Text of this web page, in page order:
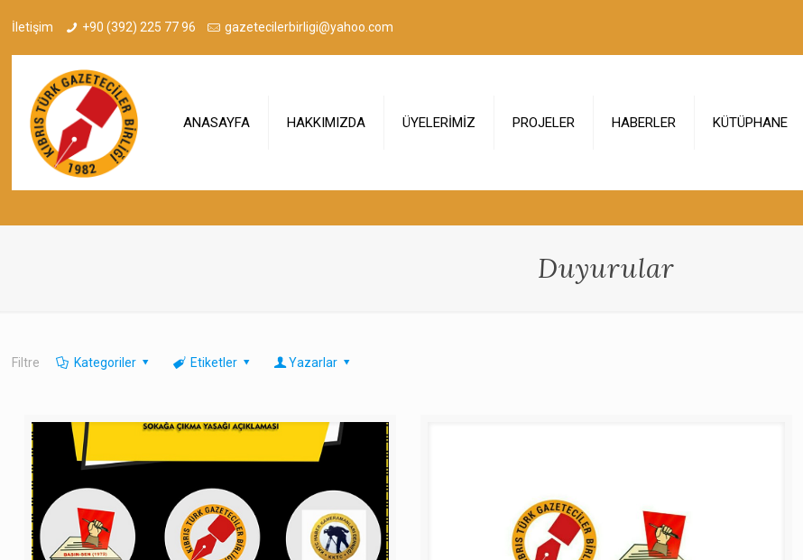
İletişim +90 (392) 225 77 96 gazetecilerbirligi@yahoo.com
ANASAYFA HAKKIMIZDA ÜYELERİMİZ PROJELER HABERLER KÜTÜPHANE
Duyurular
Filtre Kategoriler Etiketler Yazarlar